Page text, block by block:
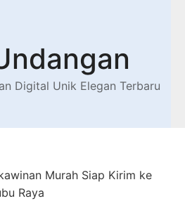
Digital Unik Elegan Terbaru
Murah Siap Kirim ke
Raya